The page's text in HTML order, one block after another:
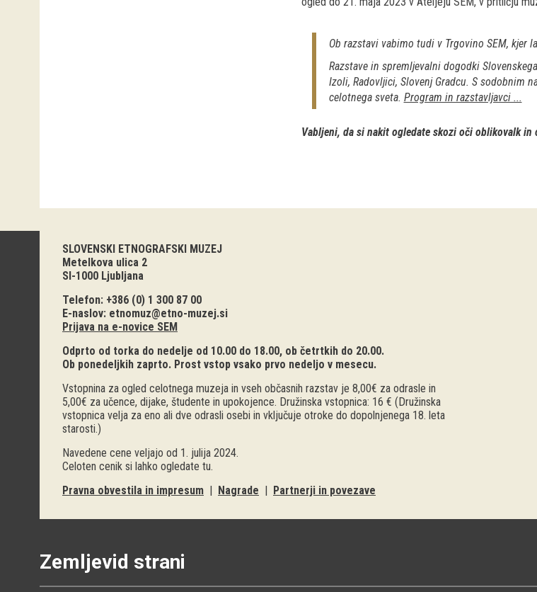
Ob razstavi vabimo tudi v Trgovino SEM, kjer
Razstave in spremljevalni dogodki
Izoli, Radovljici, Slovenj Gradcu. S sodobnim
celotnega sveta. Program in razstavljavci ...
Vabljeni, da si nakit ogledate skozi oči oblikovalk in
SLOVENSKI ETNOGRAFSKI MUZEJ
Metelkova ulica 2
SI-1000 Ljubljana
Telefon: +386 (0) 1 300 87 00
E-naslov: etnomuz@etno-muzej.si
Prijava na e-novice SEM
Odprto od torka do nedelje od 10.00 do 18.00, ob četrtkih do 20.00.
Ob ponedeljkih zaprto. Prost vstop vsako prvo nedeljo v mesecu.
Vstopnina za ogled celotnega muzeja in vseh občasnih razstav je 8,00€ za odrasle in
5,00€ za učence, dijake, študente in upokojence. Družinska vstopnica: 16 € (Družinska
vstopnica velja za eno ali dve odrasli osebi in vključuje otroke do dopolnjenega 18. leta
starosti.)
Navedene cene veljajo od 1. julija 2024.
Celoten cenik si lahko ogledate tu.
Pravna obvestila in impresum | Nagrade | Partnerji in povezave
Zemljevid strani